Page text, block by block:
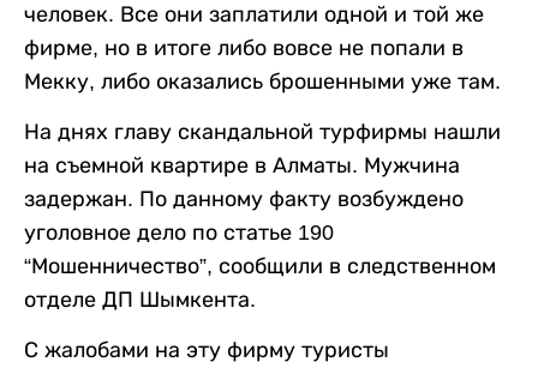
человек. Все они заплатили одной и той же
фирме, но в итоге либо вовсе не попали в
Мекку, либо оказались брошенными уже там.
На днях главу скандальной турфирмы нашли
на съемной квартире в Алматы. Мужчина
задержан. По данному факту возбуждено
уголовное дело по статье 190
“Мошенничество”, сообщили в следственном
отделе ДП Шымкента.
С жалобами на эту фирму туристы